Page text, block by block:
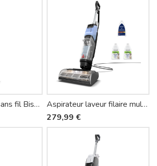
Aspirateur balai sans fil Bissell PowerClean FurGuard Select 4093N
Aspirateur laveur filaire multi-surface Bissell CrossWave EdgeFind Select 4136N
279,99 €